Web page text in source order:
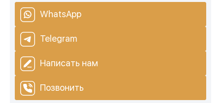
WhatsApp
Telegram
Написать нам
Позвонить